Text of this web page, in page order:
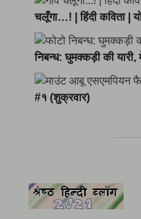
चलूँगा…! | हिंदी कविता |
निबन्ध: घुमक्कड़ी की यारी,
#१ (शुक्रवार)